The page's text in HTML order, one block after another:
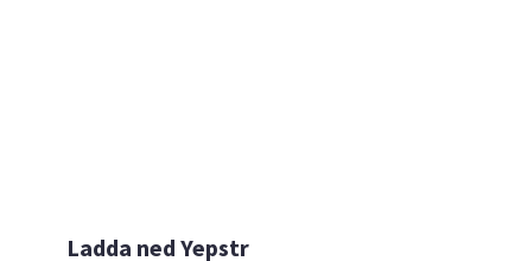
Ladda ned Yepstr